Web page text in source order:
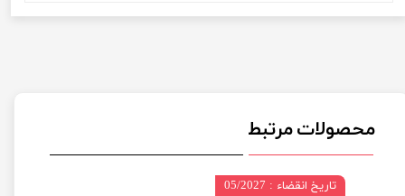
محصولات مرتبط
تاریخ انقضاء : 05/2027